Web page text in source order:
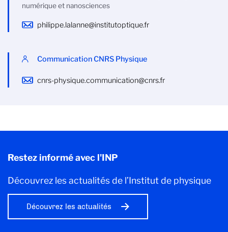
numérique et nanosciences
philippe.lalanne@institutoptique.fr
Communication CNRS Physique
cnrs-physique.communication@cnrs.fr
Restez informé avec l'INP
Découvrez les actualités de l’Institut de physique
Découvrez les actualités